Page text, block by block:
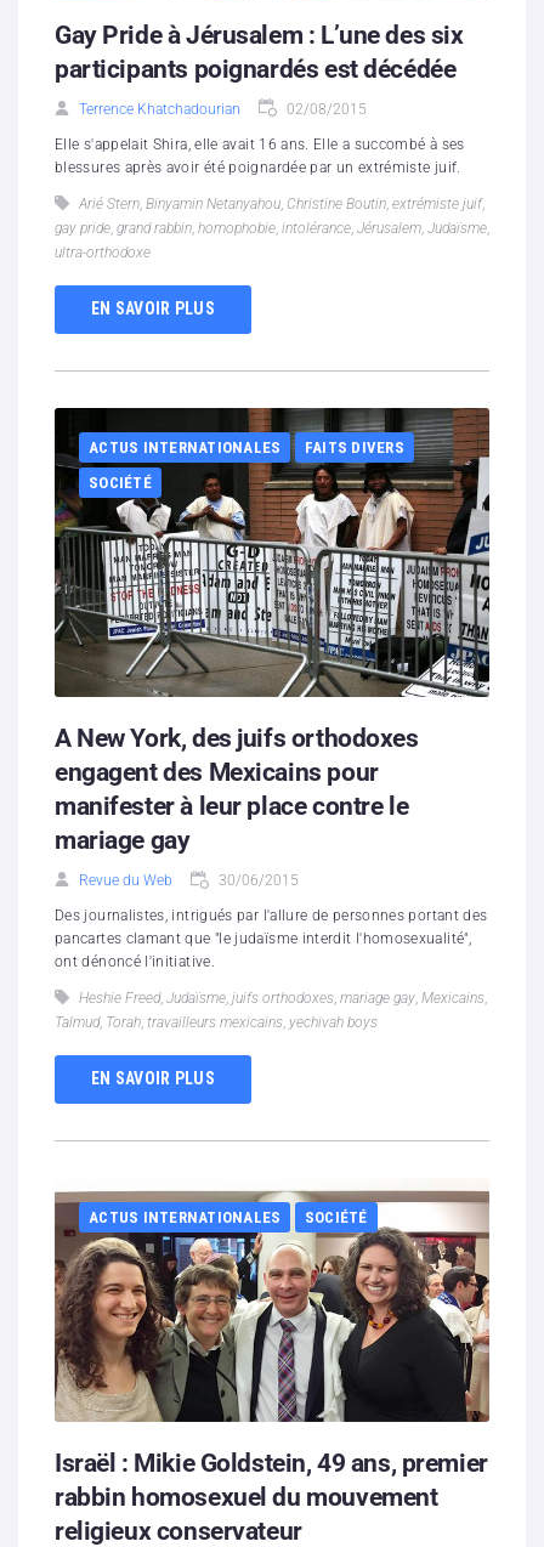
Gay Pride à Jérusalem : L’une des six
participants poignardés est décédée
Terrence Khatchadourian 02/08/2015
Elle s'appelait Shira, elle avait 16 ans. Elle a succombé à ses
blessures après avoir été poignardée par un extrémiste juif.
Arié Stern Binyamin Netanyahou Christine Boutin extrémiste juif,
gay pride grand rabbin homophobie intolérance Jérusalem Judaïsme
ultra-orthodoxe
EN SAVOIR PLUS
ACTUS INTERNATIONALES
FAITS DIVERS
SOCIÉTÉ
A New York, des juifs orthodoxes
engagent des Mexicains pour
manifester à leur place contre le
mariage gay
Revue du Web 30/06/2015
Des journalistes, intrigués par l'allure de personnes portant des
pancartes clamant que "le judaïsme interdit l'homosexualité",
ont dénoncé l'initiative.
Heshie Freed, Judaïsme, juifs orthodoxes, mariage gay, Mexicains,
Talmud, Torah, travailleurs mexicains, yechivah boys
EN SAVOIR PLUS
ACTUS INTERNATIONALES SOCIÉTÉ
Israël : Mikie Goldstein, 49 ans, premier
rabbin homosexuel du mouvement
religieux conservateur